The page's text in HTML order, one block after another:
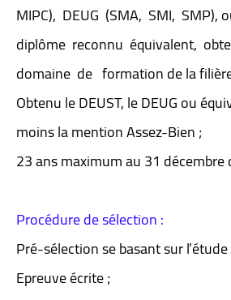
MIPC), DEUG (SMA, SMI,
diplôme reconnu équivalent,
domaine de formation de la
Obtenu le DEUST, le DEUG ou
moins la mention Assez-Bien ;
23 ans maximum au 31 décembre
Procédure de sélection :
Pré-sélection se basant sur
Epreuve écrite ;